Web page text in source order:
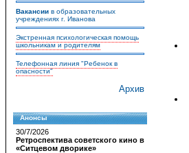
Вакансии в образовательных
учреждениях г. Иванова
Экстренная психологическая помощь
школьникам и родителям
Телефонная линия "Ребенок в
опасности"
Архив
Анонсы
30/7/2026
Ретроспектива советского кино в
«Ситцевом дворике»